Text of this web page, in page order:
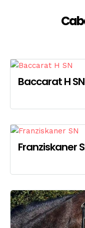
Baccarat H SN
Franziskaner